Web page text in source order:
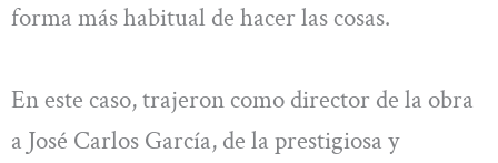
forma más habitual de hacer las cosas.
En este caso, trajeron como director de la obra
a José Carlos García, de la prestigiosa y